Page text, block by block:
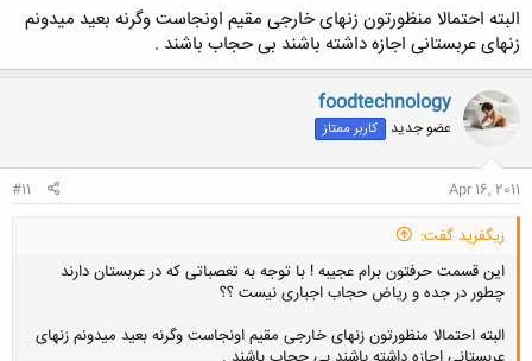
کلیک کنید تا باز شود...
البته احتمالا منظورتون زنهای خارجی مقیم اونجاست وگرنه بعید میدونم
زنهای عربستانی اجازه داشته باشند بی حجاب باشند .
foodtechnology
عضو جدید کاربر ممتاز
Apr 16, 2011
#11
زيگفريد گفت:
این قسمت حرفتون برام عجیبه ! با توجه به تعصباتی که در عربستان دارند
چطور در جده و ریاض حجاب اجباری نیست ؟؟
البته احتمالا منظورتون زنهای خارجی مقیم اونجاست وگرنه بعید میدونم زنهای